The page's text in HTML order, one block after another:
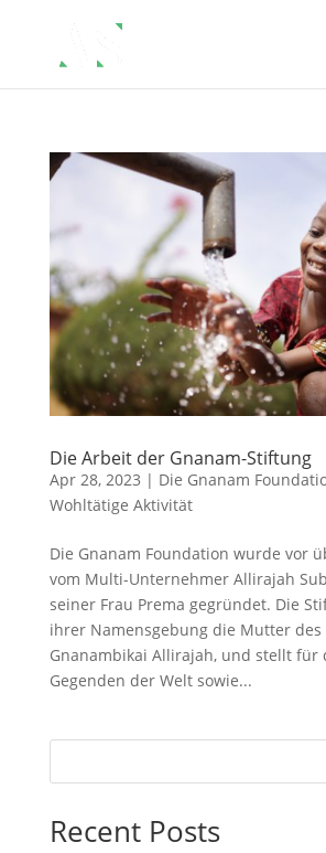
Die Arbeit der Gnanam-Stiftung
Apr 28, 2023 | Die Gnanam
Wohltätige Aktivität
Die Gnanam Foundation wurde vor
vom Multi-Unternehmer Allirajah
seiner Frau Prema gegründet. Die
ihrer Namensgebung die Mutter
Gnanambikai Allirajah, und stellt für
Gegenden der Welt sowie...
Recent Posts